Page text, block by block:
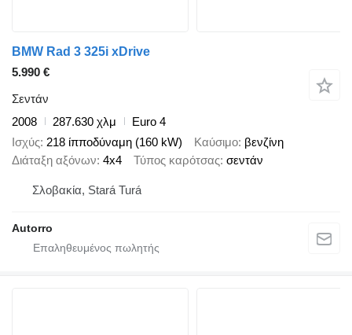
BMW Rad 3 325i xDrive
5.990 €
Σεντάν
2008
287.630 χλμ
Euro 4
Ισχύς 218 ίπποδύναμη (160 kW) Καύσιμο βενζίνη
Διάταξη αξόνων 4x4 Τύπος καρότσας σεντάν
Σλοβακία, Stará Turá
Autorro